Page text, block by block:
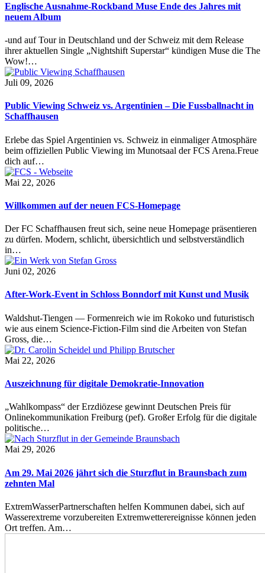
Englische Ausnahme-Rockband Muse Ende des Jahres mit
neuem Album
-und auf Tour in Deutschland und der Schweiz mit dem Release
ihrer aktuellen Single „Nightshift Superstar“ kündigen Muse die The
Wow!…
Juli 09, 2026
Public Viewing Schweiz vs. Argentinien – Die Fussballnacht in
Schaffhausen
Erlebe das Spiel Argentinien vs. Schweiz in einmaliger Atmosphäre
beim offiziellen Public Viewing im Munotsaal der FCS Arena.Freue
dich auf…
Mai 22, 2026
Willkommen auf der neuen FCS-Homepage
Der FC Schaffhausen freut sich, seine neue Homepage präsentieren
zu dürfen. Modern, schlicht, übersichtlich und selbstverständlich
in…
Juni 02, 2026
After-Work-Event in Schloss Bonndorf mit Kunst und Musik
Waldshut-Tiengen — Formenreich wie im Rokoko und futuristisch
wie aus einem Science-Fiction-Film sind die Arbeiten von Stefan
Gross, die…
Mai 22, 2026
Auszeichnung für digitale Demokratie-Innovation
„Wahlkompass“ der Erzdiözese gewinnt Deutschen Preis für
Onlinekommunikation Freiburg (pef). Großer Erfolg für die digitale
politische…
Mai 29, 2026
Am 29. Mai 2026 jährt sich die Sturzflut in Braunsbach zum
zehnten Mal
ExtremWasserPartnerschaften helfen Kommunen dabei, sich auf
Wasserextreme vorzubereiten Extremwetterereignisse können jeden
Ort treffen. Am…